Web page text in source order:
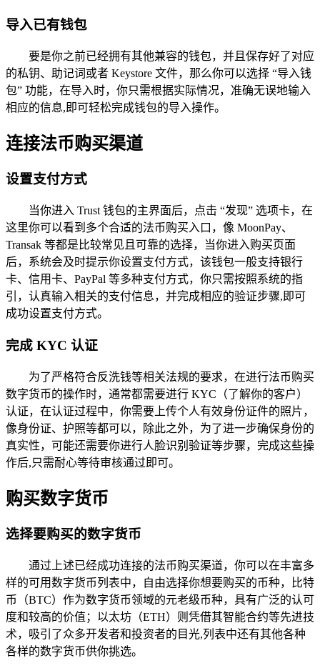
导入已有钱包
要是你之前已经拥有其他兼容的钱包，并且保存好了对应
的私钥、助记词或者 Keystore 文件，那么你可以选择 “导入钱
包” 功能，在导入时，你只需根据实际情况，准确无误地输入
相应的信息,即可轻松完成钱包的导入操作。
连接法币购买渠道
设置支付方式
当你进入 Trust 钱包的主界面后，点击 “发现” 选项卡，在
这里你可以看到多个合适的法币购买入口，像 MoonPay、
Transak 等都是比较常见且可靠的选择，当你进入购买页面
后，系统会及时提示你设置支付方式，该钱包一般支持银行
卡、信用卡、PayPal 等多种支付方式，你只需按照系统的指
引，认真输入相关的支付信息，并完成相应的验证步骤,即可
成功设置支付方式。
完成 KYC 认证
为了严格符合反洗钱等相关法规的要求，在进行法币购买
数字货币的操作时，通常都需要进行 KYC（了解你的客户）
认证，在认证过程中，你需要上传个人有效身份证件的照片，
像身份证、护照等都可以，除此之外，为了进一步确保身份的
真实性，可能还需要你进行人脸识别验证等步骤，完成这些操
作后,只需耐心等待审核通过即可。
购买数字货币
选择要购买的数字货币
通过上述已经成功连接的法币购买渠道，你可以在丰富多
样的可用数字货币列表中，自由选择你想要购买的币种，比特
币（BTC）作为数字货币领域的元老级币种，具有广泛的认可
度和较高的价值；以太坊（ETH）则凭借其智能合约等先进技
术，吸引了众多开发者和投资者的目光,列表中还有其他各种
各样的数字货币供你挑选。